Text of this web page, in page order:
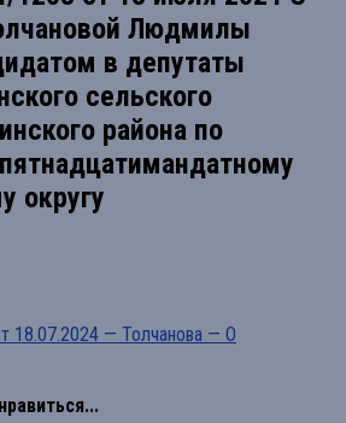
Людмилы
в депутаты
сельского
района по
округу
18.07.2024 — Толчанова — О